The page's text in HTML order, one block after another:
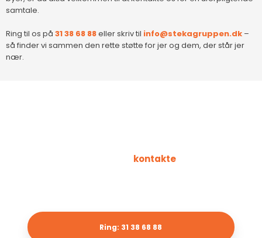
samtale.
Ring til os på 31 38 68 88eller skriv til info@stekagruppen.dk–
så finder vi sammen den rette støtte for jer og dem, der står jer
nær.​
kontakte
Ring: 31 38 68 88